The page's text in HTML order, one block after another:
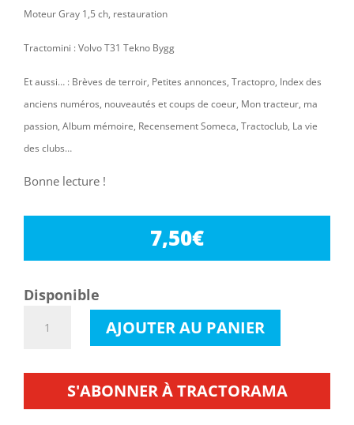
Moteur Gray 1,5 ch, restauration
Tractomini : Volvo T31 Tekno Bygg
Et aussi… : Brèves de terroir, Petites annonces, Tractopro, Index des
anciens numéros, nouveautés et coups de coeur, Mon tracteur, ma
passion, Album mémoire, Recensement Someca, Tractoclub, La vie
des clubs…
Bonne lecture !
7,50€
Disponible
AJOUTER AU PANIER
S'ABONNER À TRACTORAMA